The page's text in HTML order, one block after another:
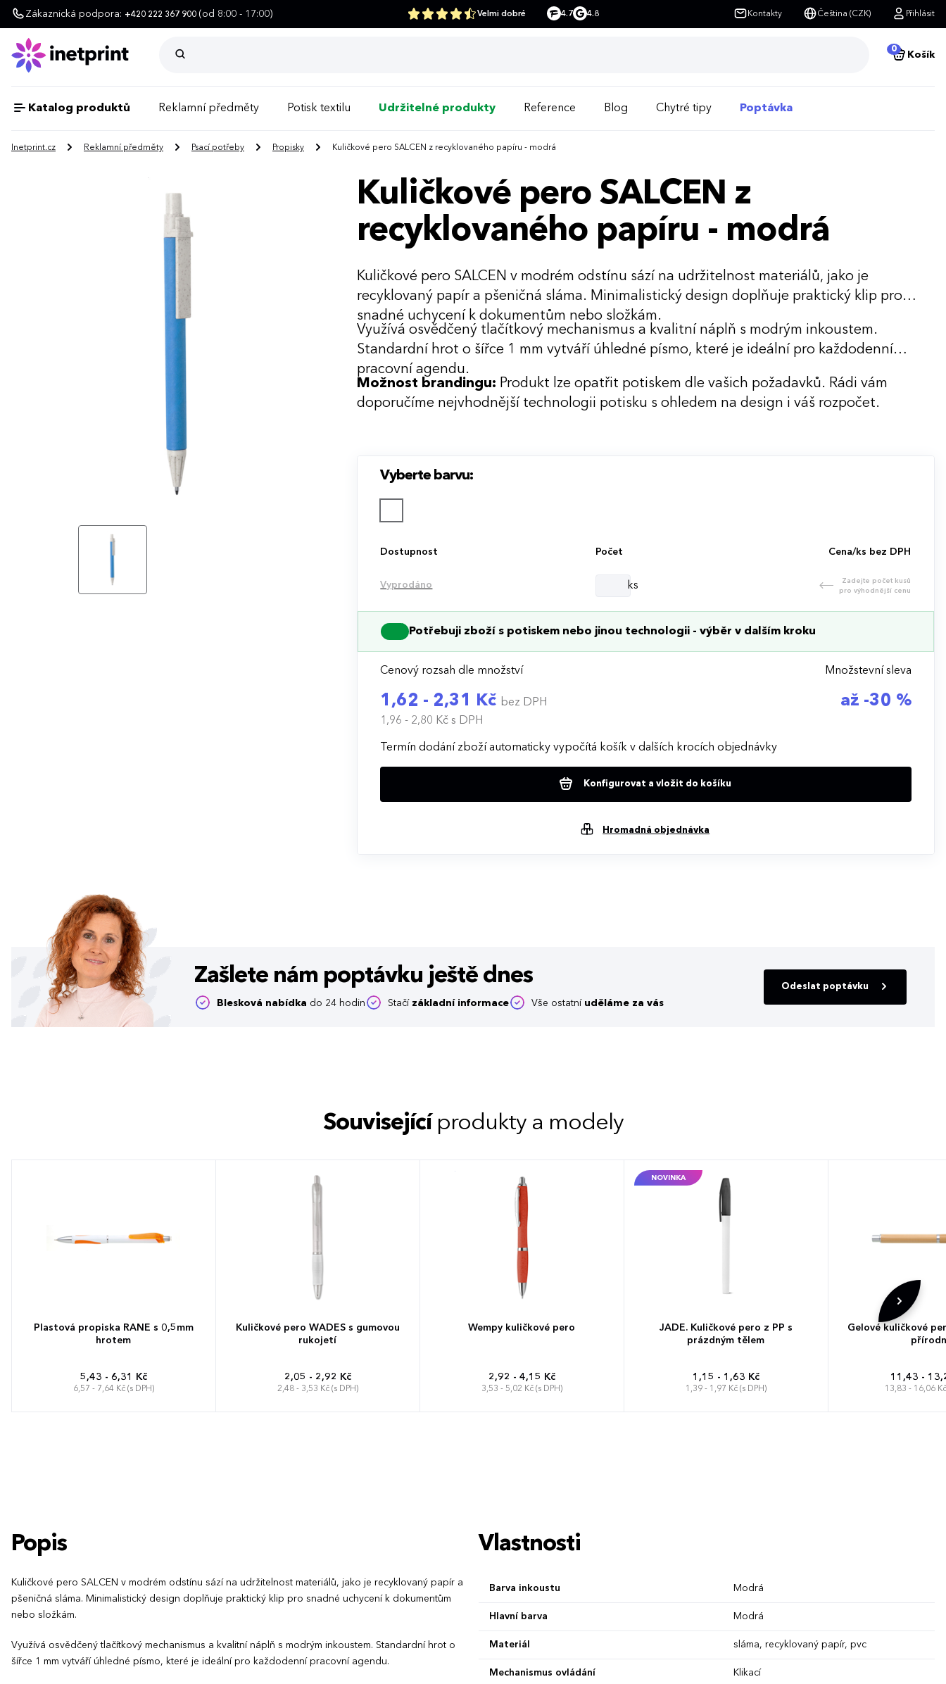
Zákaznická podpora: +420 222 367 900 (od 8:00 - 17:00) Velmi dobré 4.7 4.8 Kontakty Čeština (CZK) Přihlásit
0
Košík
Katalog produktů Reklamní předměty Potisk textilu Udržitelné produkty Reference Blog Chytré tipy Poptávka
Inetprint.cz Reklamní předměty Psací potřeby Propisky Kuličkové pero SALCEN z recyklovaného papíru - modrá
Kuličkové pero SALCEN z
recyklovaného papíru - modrá
Kuličkové pero SALCEN v modrém odstínu sází na udržitelnost materiálů, jako je
recyklovaný papír a pšeničná sláma. Minimalistický design doplňuje praktický klip pro
snadné uchycení k dokumentům nebo složkám.
Využívá osvědčený tlačítkový mechanismus a kvalitní náplň s modrým inkoustem.
Standardní hrot o šířce 1 mm vytváří úhledné písmo, které je ideální pro každodenní
pracovní agendu.
Možnost brandingu: Produkt lze opatřit potiskem dle vašich požadavků. Rádi vám
doporučíme nejvhodnější technologii potisku s ohledem na design i váš rozpočet.
Vyberte barvu:
Dostupnost Počet Cena/ks bez DPH
Vyprodáno ks
Zadejte počet kusů
pro výhodnější cenu
Potřebuji zboží s potiskem nebo jinou technologii - výběr v dalším kroku
Cenový rozsah dle množství
1,62 - 2,31 Kč bez DPH
1,96 - 2,80 Kčs DPH
Množstevní sleva
až -30 %
Termín dodání zboží automaticky vypočítá košík v dalších krocích objednávky
Konfigurovat a vložit do košíku
Hromadná objednávka
Zašlete nám poptávku ještě dnes
Blesková nabídka do 24 hodin Stačí základní informace Vše ostatní uděláme za vás
Odeslat poptávku
Související produkty a modely
Plastová propiska RANE s 0,5mm
hrotem
5,43 - 6,31 Kč
6,57 - 7,64 Kč (s DPH)
Kuličkové pero WADES s gumovou
rukojetí
2,05 - 2,92 Kč
2,48 - 3,53 Kč (s DPH)
Wempy kuličkové pero
2,92 - 4,15 Kč
3,53 - 5,02 Kč (s DPH)
NOVINKA
JADE. Kuličkové pero z PP s
prázdným tělem
1,15 - 1,63 Kč
1,39 - 1,97 Kč (s DPH)
Gelové kuličkové
11,43 -
13,83 - 16,06
Popis
Kuličkové pero SALCEN v modrém odstínu sází na udržitelnost materiálů, jako je recyklovaný papír a
pšeničná sláma. Minimalistický design doplňuje praktický klip pro snadné uchycení k dokumentům
nebo složkám.
Využívá osvědčený tlačítkový mechanismus a kvalitní náplň s modrým inkoustem. Standardní hrot o
šířce 1 mm vytváří úhledné písmo, které je ideální pro každodenní pracovní agendu.
Vlastnosti
Barva inkoustu Modrá
Hlavní barva Modrá
Materiál sláma, recyklovaný papír, pvc
Mechanismus ovládání Klikací